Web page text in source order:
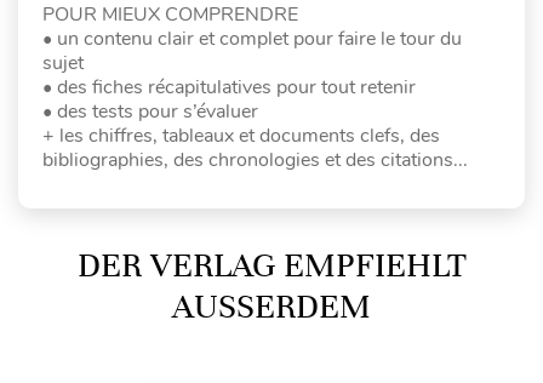
POUR MIEUX COMPRENDRE
• un contenu clair et complet pour faire le tour du
sujet
• des fiches récapitulatives pour tout retenir
• des tests pour s’évaluer
+ les chiffres, tableaux et documents clefs, des
bibliographies, des chronologies et des citations...
DER VERLAG EMPFIEHLT
AUSSERDEM